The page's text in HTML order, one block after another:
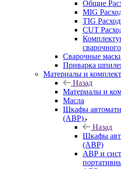
Общие
MIG
TIG
CUT
Сварочные
Приварка
Материалы и
Назад
Материалы и
Масла
Шкафы
(АВР)
Назад
Шкафы
(АВР)
АВР и